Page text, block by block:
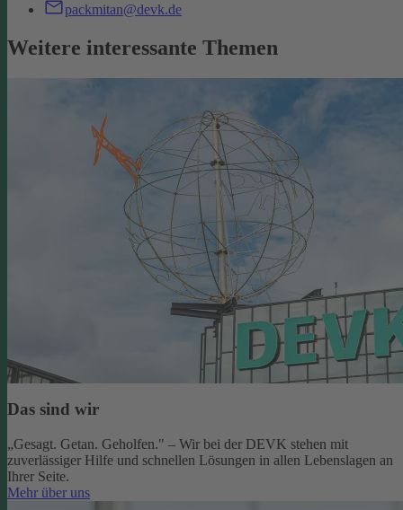
packmitan@devk.de
Weitere interessante Themen
Das sind wir
„Gesagt. Getan. Geholfen." – Wir bei der DEVK stehen mit
zuverlässiger Hilfe und schnellen Lösungen in allen Lebenslagen an
Ihrer Seite.
Mehr über uns